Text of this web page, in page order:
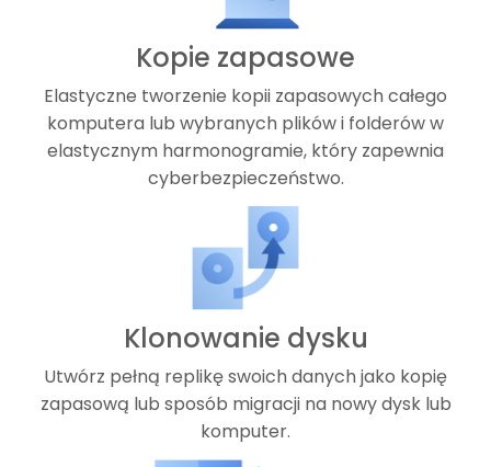
Kopie zapasowe
Elastyczne tworzenie kopii zapasowych całego
komputera lub wybranych plików i folderów w
elastycznym harmonogramie, który zapewnia
cyberbezpieczeństwo.
Klonowanie dysku
Utwórz pełną replikę swoich danych jako kopię
zapasową lub sposób migracji na nowy dysk lub
komputer.